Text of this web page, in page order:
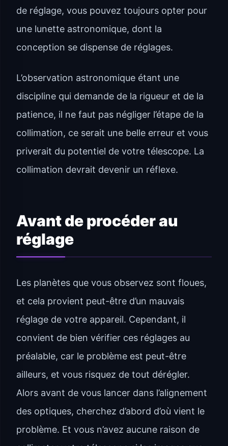
de réglage, vous pouvez toujours opter pour
une lunette astronomique, dont la
conception se dispense de réglages.
L’observation astronomique étant une
discipline qui demande de la rigueur et de la
patience, il ne faut pas négliger l’étape de la
collimation, ce serait une belle erreur et vous
priverait du potentiel de votre télescope. La
collimation devrait devenir un réflexe.
Avant de procéder au
réglage
Les planètes que vous observez sont floues,
et cela provient peut-être d’un mauvais
réglage de votre appareil. Cependant, il
convient de bien vérifier ces réglages au
préalable, car le problème est peut-être
ailleurs, et vous risquez de tout dérégler.
Alors avant de vous lancer dans l’alignement
des optiques, cherchez d’abord d’où vient le
problème. Et vous n’avez aucune raison de